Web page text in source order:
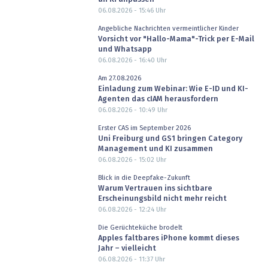
06.08.2026 - 15:46Uhr
Angebliche Nachrichten vermeintlicher Kinder
Vorsicht vor "Hallo-Mama"-Trick per E-Mail
und Whatsapp
06.08.2026 - 16:40 Uhr
Am 27.08.2026
Einladung zum Webinar: Wie E-ID und KI-
Agenten das cIAM herausfordern
06.08.2026 - 10:49 Uhr
Erster CAS im September 2026
Uni Freiburg und GS1 bringen Category
Management und KI zusammen
06.08.2026 - 15:02 Uhr
Blick in die Deepfake-Zukunft
Warum Vertrauen ins sichtbare
Erscheinungsbild nicht mehr reicht
06.08.2026 - 12:24Uhr
Die Gerüchteküche brodelt
Apples faltbares iPhone kommt dieses
Jahr – vielleicht
06.08.2026 - 11:37Uhr